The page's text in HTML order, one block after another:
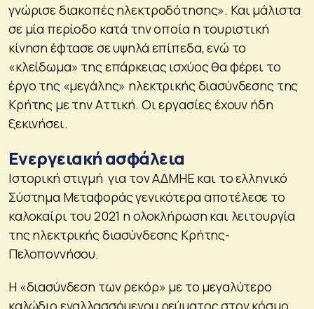
γνώρισε διακοπές ηλεκτροδότησης». Και μάλιστα
σε μία περίοδο κατά την οποία η τουριστική
κίνηση έφτασε σε υψηλά επίπεδα, ενώ το
«κλείδωμα» της επάρκειας ισχύος θα φέρει το
έργο της «μεγάλης» ηλεκτρικής διασύνδεσης της
Κρήτης με την Αττική. Οι εργασίες έχουν ήδη
ξεκινήσει.
Ενεργειακή ασφάλεια
Ιστορική στιγμή για τον ΑΔΜΗΕ και το ελληνικό
Σύστημα Μεταφοράς γενικότερα αποτέλεσε το
καλοκαίρι του 2021 η ολοκλήρωση και λειτουργία
της ηλεκτρικής διασύνδεσης Κρήτης-
Πελοποννήσου.
Η «διασύνδεση των ρεκόρ» με το μεγαλύτερο
καλώδιο εναλλασσόμενου ρεύματος στον κόσμο,